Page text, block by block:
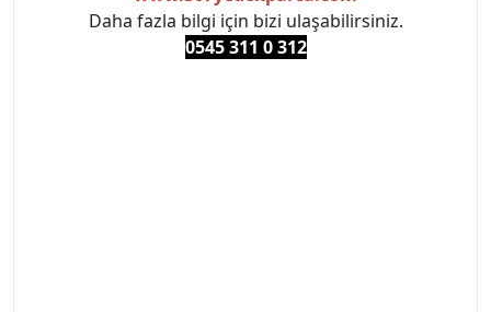
Daha fazla bilgi için bizi ulaşabilirsiniz.
0545 311 0 312